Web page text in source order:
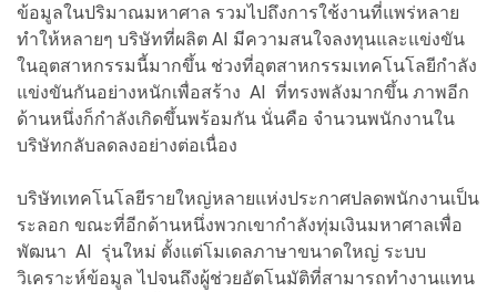
ข้อมูลในปริมาณมหาศาล รวมไปถึงการใช้งานที่แพร่หลาย
ทำให้หลายๆ บริษัทที่ผลิต AI มีความสนใจลงทุนและแข่งขัน
ในอุตสาหกรรมนี้มากขึ้น ช่วงที่อุตสาหกรรมเทคโนโลยีกำลัง
แข่งขันกันอย่างหนักเพื่อสร้าง AI ที่ทรงพลังมากขึ้น ภาพอีก
ด้านหนึ่งก็กำลังเกิดขึ้นพร้อมกัน นั่นคือ จำนวนพนักงานใน
บริษัทกลับลดลงอย่างต่อเนื่อง
บริษัทเทคโนโลยีรายใหญ่หลายแห่งประกาศปลดพนักงานเป็น
ระลอก ขณะที่อีกด้านหนึ่งพวกเขากำลังทุ่มเงินมหาศาลเพื่อ
พัฒนา AI รุ่นใหม่ ตั้งแต่โมเดลภาษาขนาดใหญ่ ระบบ
วิเคราะห์ข้อมูล ไปจนถึงผู้ช่วยอัตโนมัติที่สามารถทำงานแทน